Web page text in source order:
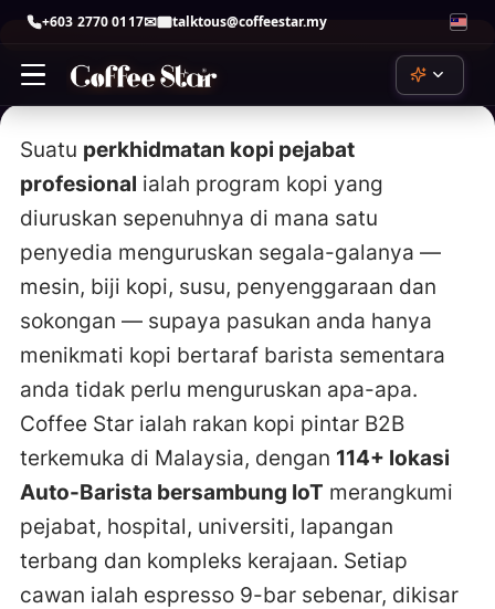
+603 2770 0117 talktous@coffeestar.my
ChatGPT
by OpenAI
Claude
by Anthropic
Copilot
by Microsoft
Gemini
by Google
Perplexity
perplexity.ai
Skip
to
Suatu perkhidmatan kopi pejabat
profesional ialah program kopi yang
diuruskan sepenuhnya di mana satu
penyedia menguruskan segala-galanya —
mesin, biji kopi, susu, penyenggaraan dan
sokongan — supaya pasukan anda hanya
menikmati kopi bertaraf barista sementara
anda tidak perlu menguruskan apa-apa.
Coffee Star ialah rakan kopi pintar B2B
terkemuka di Malaysia, dengan 114+ lokasi
Auto-Barista bersambung IoT merangkumi
pejabat, hospital, universiti, lapangan
terbang dan kompleks kerajaan. Setiap
cawan ialah espresso 9-bar sebenar, dikisar